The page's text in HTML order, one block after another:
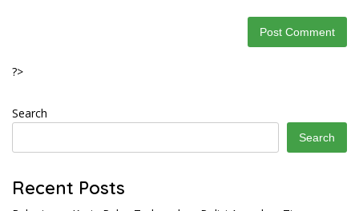
?>
Search
Search
Recent Posts